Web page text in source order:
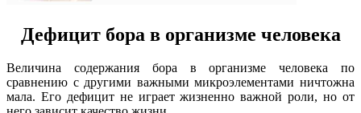
Дефицит бора в организме человека
Величина содержания бора в организме человека по
сравнению с другими важными микроэлементами ничтожна
мала. Его дефицит не играет жизненно важной роли, но от